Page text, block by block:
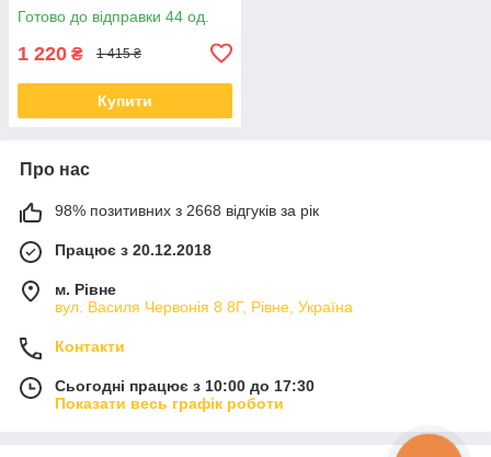
Готово до відправки 44 од.
1 220 ₴ 1 415 ₴
Купити
Про нас
98% позитивних з 2668 відгуків за рік
Працює з 20.12.2018
м. Рівне
вул. Василя Червонія 8 8Г, Рівне, Україна
Контакти
Сьогодні працює з 10:00 до 17:30
Показати весь графік роботи